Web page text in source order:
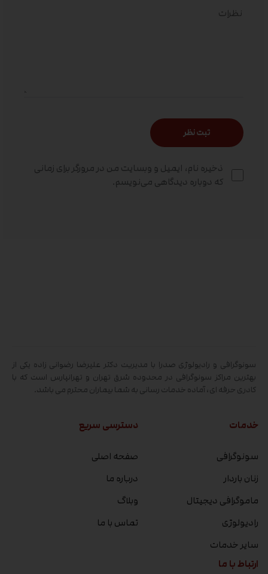
ذخیره نام، ایمیل و وبسایت من در مرورگر برای زمانی
که دوباره دیدگاهی می‌نویسم.
سونوگرافی و رادیولوژی صدرا با مدیریت دکتر علیرضا رضوانی زاده یکی از
بهترین مراکز سونوگرافی در محدوده شرق تهران و تهرانپارس است که با
کادری حرفه ای، آماده خدمات رسانی به شما بیماران محترم می باشد.
خدمات
سونوگرافی
زنان باردار
ماموگرافی دیجیتال
رادیولوژی
سایر خدمات
دسترسی سریع
صفحه اصلی
درباره ما
وبلاگ
تماس با ما
ارتباط با ما